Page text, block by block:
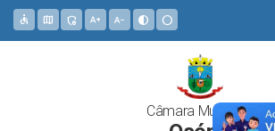
accessible map admin_panel_settings text_increase text_decrease contrast circle
Câmara Municipal